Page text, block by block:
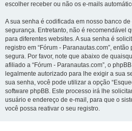
escolher receber ou não os e-mails
A sua senha é codificada em nosso banco
segurança. Entretanto, não é recomendável
para diferentes websites. A sua senha é
registro em “Fórum - Paranautas.com”,
segura. Por favor, note que abaixo de
afiliado a “Fórum - Paranautas.com”, o
legalmente autorizado para lhe exigir a sua
sua senha, você pode utilizar a opção
software phpBB. Este processo irá lhe
usuário e endereço de e-mail, para que o
você possa reativar o seu registro.